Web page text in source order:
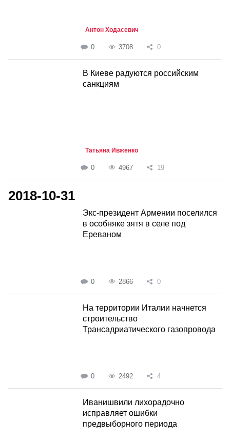
Антон Ходасевич
0 3708 0
В Киеве радуются российским
санкциям
Татьяна Ивженко
0 4967 19
2018-10-31
Экс-президент Армении поселился
в особняке зятя в селе под
Ереваном
0 2866 0
На территории Италии начнется
строительство
Трансадриатического газопровода
0 2492 4
Иванишвили лихорадочно
исправляет ошибки
предвыборного периода